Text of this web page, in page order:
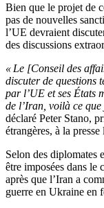
Bien que le projet de
pas de nouvelles
l’UE devraient
des discussions
« Le [Conseil des
discuter de questions
par l’UE et ses États
de l’Iran, voilà ce
déclaré Peter Stano,
étrangères, à la presse
Selon des diplomates
être imposées dans le
après que l’Iran a
guerre en Ukraine en